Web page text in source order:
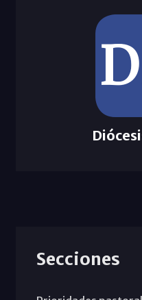
Secciones